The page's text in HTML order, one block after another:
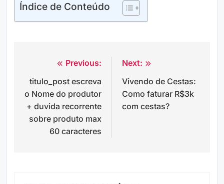
Índice de Conteúdo
Navegação
de
Post
Previous:
titulo_post escreva
o Nome do produtor
+ duvida recorrente
sobre produto max
60 caracteres
Next:
Vivendo de Cestas:
Como faturar R$3k
com cestas?